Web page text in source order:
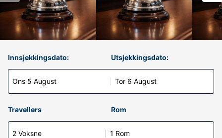
Innsjekkingsdato:
Ons 5 August
Utsjekkingsdato:
Tor 6 August
Travellers Rom
2 Voksne 1 Rom